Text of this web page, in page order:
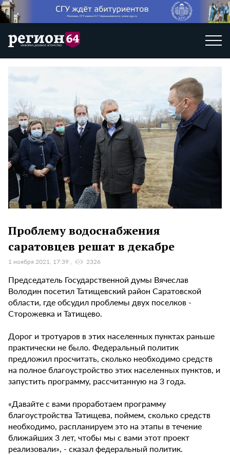
Проблему водоснабжения
саратовцев решат в декабре
1 ноября 2021, 17:39 2326
Председатель Государственной думы Вячеслав
Володин посетил Татищевский район Саратовской
области, где обсудил проблемы двух поселков -
Сторожевка и Татищево.
Дорог и тротуаров в этих населенных пунктах раньше
практически не было. Федеральный политик
предложил просчитать, сколько необходимо средств
на полное благоустройство этих населенных пунктов, и
запустить программу, рассчитанную на 3 года.
«Давайте с вами проработаем программу
благоустройства Татищева, поймем, сколько средств
необходимо, распланируем это на этапы в течение
ближайших 3 лет, чтобы мы с вами этот проект
реализовали», - сказал федеральный политик.